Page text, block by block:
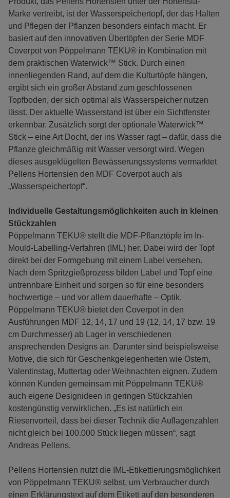
Marke vertreibt, ist der Wasserspeichertopf, der das Halten
und Pflegen der Pflanzen besonders einfach macht. Er
basiert auf den innovativen Übertöpfen der Serie MDF
Coverpot von Pöppelmann TEKU® in Kombination mit
dem praktischen Waterwick™ Stick. Durch einen
innenliegenden Rand, auf dem die Kulturtöpfe hängen,
ergibt sich ein großer Abstand zum geschlossenen
Topfboden, der sich optimal als Wasserspeicher nutzen
lässt. Der aktuelle Wasserstand ist über ein Sichtfenster
erkennbar. Zusätzlich sorgt der optionale Waterwick™
Stick – eine Art Docht, der ins Wasser ragt – dafür, dass die
Pflanze gleichmäßig mit Wasser versorgt wird. Wegen
dieses ausgeklügelten Bewässerungssystems vermarktet
Pellens Hortensien den MDF Coverpot auch als
„Wasserspeichertopf“.
Individuelle Gestaltungsmöglichkeiten auch in kleinen
Stückzahlen
Pöppelmann TEKU® stellt die MDF-Pflanztöpfe im In-
Mould-Labelling-Verfahren (IML) her. Dabei wird der Topf
direkt bei der Formgebung mit einem Label versehen.
Nach dem Spritzgießprozess bilden Label und Topf eine
untrennbare Einheit und sorgen so für eine besonders
hochwertige – und vor allem dauerhafte – Optik.
Pöppelmann TEKU® bietet den Coverpot in den
Ausführungen MDF 12, 14, 17 und 19 (12, 14, 17 bzw. 19
cm Durchmesser) ab Lager in verschiedenen
ansprechenden Designs an. Darunter sind beispielsweise
Motive, die sich für Geschenkgelegenheiten wie Ostern,
Valentinstag, Muttertag oder Weihnachten eignen. Zudem
können Kunden gemeinsam mit Pöppelmann TEKU®
auch eigene Designideen in geringen Stückzahlen
kostengünstig verwirklichen. „Es ist natürlich ein
Riesenvorteil, dass bei dieser Technik die Auflagenzahlen
nicht gleich bei 100.000 Stück liegen müssen“, sagt
Andreas Pellens.
Pellens Hortensien nutzt die IML-Etikettierungsmöglichkeit
von Pöppelmann TEKU® selbst, um Verbraucher durch
einen Erklärungstext auf dem Etikett auf den besonderen